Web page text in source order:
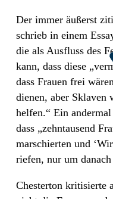
Der immer äußerst
schrieb in einem
die als Ausfluss des
kann, dass diese
dass Frauen frei
dienen, aber Sklaven
helfen.“ Ein
dass „zehntausend
marschierten und
riefen, nur um
Chesterton kritisierte